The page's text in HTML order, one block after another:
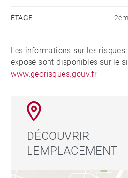
ÉTAGE
Les informations sur les risques
exposé sont disponibles sur le
www.georisques.gouv.fr
DÉCOUVRIR
L'EMPLACEMENT